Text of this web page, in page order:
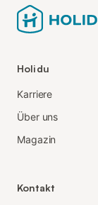
Holidu
Karriere
Über uns
Magazin
Kontakt